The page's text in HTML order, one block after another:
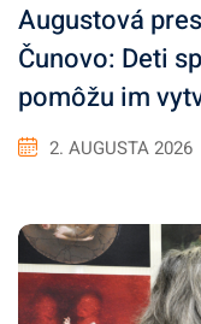
Augustová
Čunovo: Deti
pomôžu im
2. AUGUSTA 2026